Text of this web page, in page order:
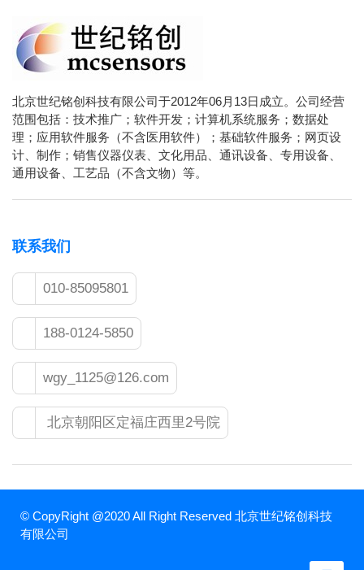
北京世纪铭创科技有限公司于2012年06月13日成立。公司经营
范围包括：技术推广；软件开发；计算机系统服务；数据处
理；应用软件服务（不含医用软件）；基础软件服务；网页设
计、制作；销售仪器仪表、文化用品、通讯设备、专用设备、
通用设备、工艺品（不含文物）等。
联系我们
010-85095801
188-0124-5850
wgy_1125@126.com
北京朝阳区定福庄西里2号院
© CopyRight @2020 All Right Reserved 北京世纪铭创科技
有限公司